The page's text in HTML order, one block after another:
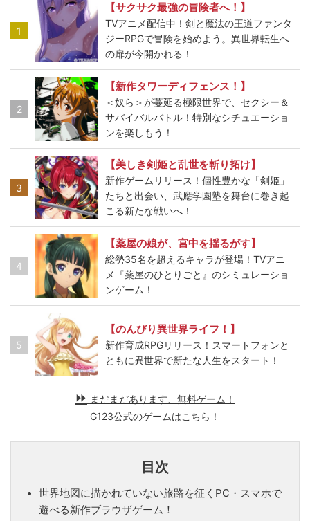
1
【サクサク最強の冒険者へ！】
TVアニメ配信中！剣と魔法の王道ファンタ
ジーRPGで冒険を始めよう。異世界転生へ
の扉が今開かれる！
2
【新作タワーディフェンス！】
＜奴ら＞が蔓延る極限世界で、セクシー＆
サバイバルバトル！特別なシチュエーショ
ンを楽しもう！
3
【美しき剣姫と乱世を斬り拓け】
新作ゲームリリース！個性豊かな「剣姫」
たちと出会い、武應学園塾を舞台に巻き起
こる新たな戦いへ！
4
【薬屋の娘が、宮中を揺るがす】
総勢35名を超えるキャラが登場！TVアニ
メ『薬屋のひとりごと』のシミュレーショ
ンゲーム！
5
【のんびり異世界ライフ！】
新作育成RPGリリース！スマートフォンと
ともに異世界で新たな人生をスタート！
まだまだあります、無料ゲーム！
G123公式のゲームはこちら！
目次
世界地図に描かれていない旅路を征くPC・スマホで
遊べる新作ブラウザゲーム！